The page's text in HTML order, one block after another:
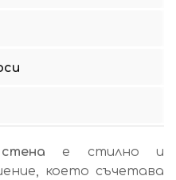
е стилно и
което съчетава